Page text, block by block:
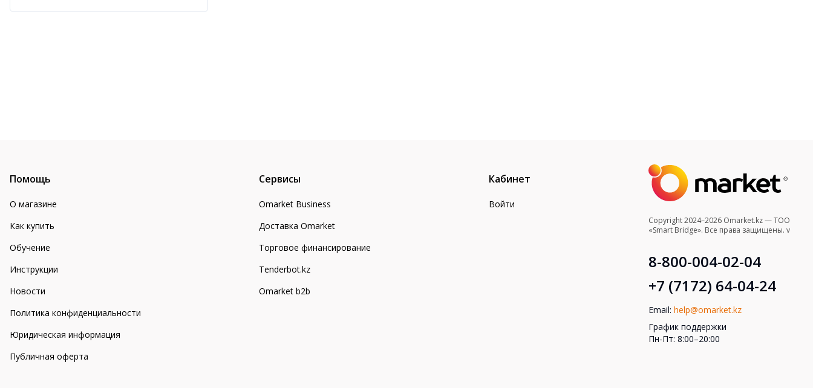
Помощь
О магазине
Как купить
Обучение
Инструкции
Новости
Политика конфиденциальности
Юридическая информация
Публичная оферта
Сервисы
Omarket Business
Доставка Omarket
Торговое финансирование
Tenderbot.kz
Omarket b2b
Кабинет
Войти
Copyright 2024–2026 Omarket.kz — ТОО
«Smart Bridge». Все права защищены. v
8-800-004-02-04
+7 (7172) 64-04-24
Email: help@omarket.kz
График поддержки
Пн-Пт: 8:00–20:00